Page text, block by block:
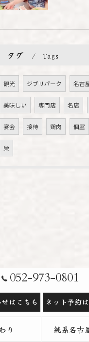
タグ Tags
観光 ジブリパーク 名古
美味しい 専門店 名店
宴会 接待 鶏肉 個室
栄
052-973-0801
はこちら ネット予約
り 純系名古